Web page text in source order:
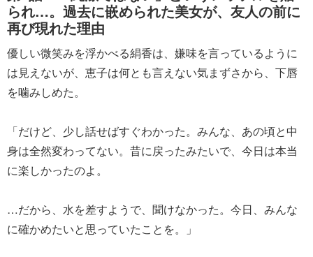
られ…。過去に嵌められた美女が、友人の前に
再び現れた理由
優しい微笑みを浮かべる絹香は、嫌味を言っているように
は見えないが、恵子は何とも言えない気まずさから、下唇
を噛みしめた。
「だけど、少し話せばすぐわかった。みんな、あの頃と中
身は全然変わってない。昔に戻ったみたいで、今日は本当
に楽しかったのよ。
…だから、水を差すようで、聞けなかった。今日、みんな
に確かめたいと思っていたことを。」